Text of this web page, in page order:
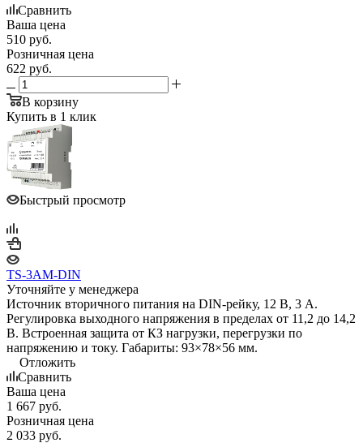
Сравнить
Ваша цена
510 руб.
Розничная цена
622 руб.
В корзину
Купить в 1 клик
Быстрый просмотр
TS-3AM-DIN
Уточняйте у менеджера
Источник вторичного питания на DIN-рейку, 12 В, 3 А.
Регулировка выходного напряжения в пределах от 11,2 до 14,2
В. Встроенная защита от КЗ нагрузки, перегрузки по
напряжению и току. Габариты: 93×78×56 мм.
Отложить
Сравнить
Ваша цена
1 667 руб.
Розничная цена
2 033 руб.